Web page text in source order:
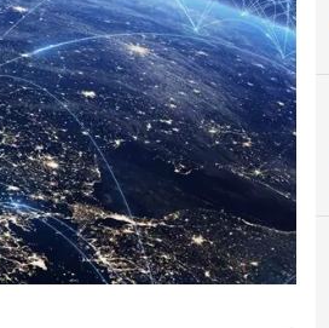
A
Agenzia Spaziale Italiana (Asi)
C
comunicazioni satellitari